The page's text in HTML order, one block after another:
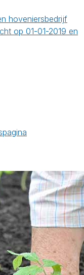
hoveniersbedrijf
op 01-01-2019 en